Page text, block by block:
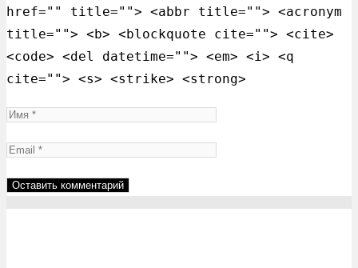
href="" title=""> <abbr title=""> <acronym
title=""> <b> <blockquote cite=""> <cite>
<code> <del datetime=""> <em> <i> <q
cite=""> <s> <strike> <strong>